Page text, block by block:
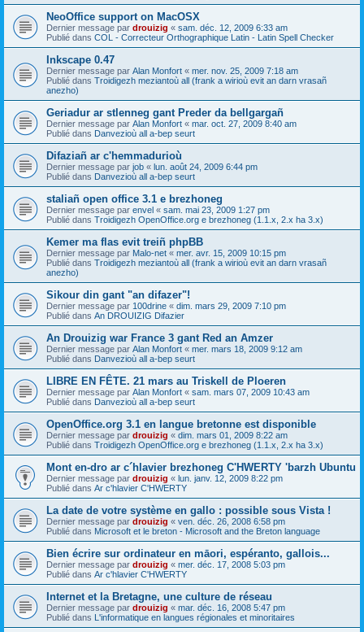
NeoOffice support on MacOSX
Dernier message par drouizig « sam. déc. 12, 2009 6:33 am
Publié dans COL - Correcteur Orthographique Latin - Latin Spell Checker
Inkscape 0.47
Dernier message par Alan Monfort « mer. nov. 25, 2009 7:18 am
Publié dans Troidigezh meziantoù all (frank a wirioù evit an darn vrasañ
anezho)
Geriadur ar stlenneg gant Preder da bellgargañ
Dernier message par Alan Monfort « mar. oct. 27, 2009 8:40 am
Publié dans Danvezioù all a-bep seurt
Difaziañ ar c'hemmadurioù
Dernier message par job « lun. août 24, 2009 6:44 pm
Publié dans Danvezioù all a-bep seurt
staliañ open office 3.1 e brezhoneg
Dernier message par envel « sam. mai 23, 2009 1:27 pm
Publié dans Troidigezh OpenOffice.org e brezhoneg (1.1.x, 2.x ha 3.x)
Kemer ma flas evit treiñ phpBB
Dernier message par Malo-net « mer. avr. 15, 2009 10:15 pm
Publié dans Troidigezh meziantoù all (frank a wirioù evit an darn vrasañ
anezho)
Sikour din gant "an difazer"!
Dernier message par 100drine « dim. mars 29, 2009 7:10 pm
Publié dans An DROUIZIG Difazier
An Drouizig war France 3 gant Red an Amzer
Dernier message par Alan Monfort « mer. mars 18, 2009 9:12 am
Publié dans Danvezioù all a-bep seurt
LIBRE EN FÊTE. 21 mars au Triskell de Ploeren
Dernier message par Alan Monfort « sam. mars 07, 2009 10:43 am
Publié dans Danvezioù all a-bep seurt
OpenOffice.org 3.1 en langue bretonne est disponible
Dernier message par drouizig « dim. mars 01, 2009 8:22 am
Publié dans Troidigezh OpenOffice.org e brezhoneg (1.1.x, 2.x ha 3.x)
Mont en-dro ar c´hlavier brezhoneg C'HWERTY 'barzh Ubuntu
Dernier message par drouizig « lun. janv. 12, 2009 8:22 pm
Publié dans Ar c'hlavier C'HWERTY
La date de votre système en gallo : possible sous Vista !
Dernier message par drouizig « ven. déc. 26, 2008 6:58 pm
Publié dans Microsoft et le breton - Microsoft and the Breton language
Bien écrire sur ordinateur en māori, espéranto, gallois...
Dernier message par drouizig « mer. déc. 17, 2008 5:03 pm
Publié dans Ar c'hlavier C'HWERTY
Internet et la Bretagne, une culture de réseau
Dernier message par drouizig « mar. déc. 16, 2008 5:47 pm
Publié dans L'informatique en langues régionales et minoritaires